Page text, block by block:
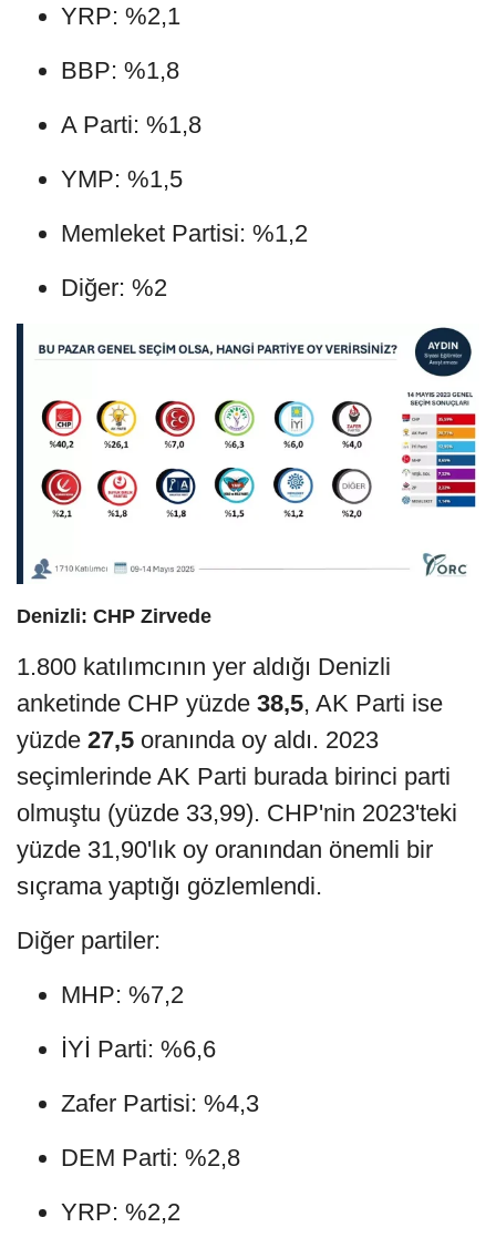
YRP: %2,1
BBP: %1,8
A Parti: %1,8
YMP: %1,5
Memleket Partisi: %1,2
Diğer: %2
Denizli: CHP Zirvede
1.800 katılımcının yer aldığı Denizli
anketinde CHP yüzde 38,5, AK Parti ise
yüzde 27,5 oranında oy aldı. 2023
seçimlerinde AK Parti burada birinci parti
olmuştu (yüzde 33,99). CHP'nin 2023'teki
yüzde 31,90'lık oy oranından önemli bir
sıçrama yaptığı gözlemlendi.
Diğer partiler:
MHP: %7,2
İYİ Parti: %6,6
Zafer Partisi: %4,3
DEM Parti: %2,8
YRP: %2,2